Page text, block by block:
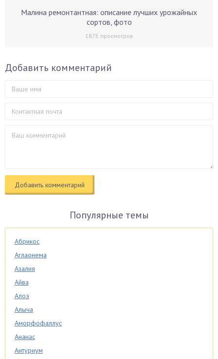
Малина ремонтантная: описание лучших урожайных
сортов, фото
1875 просмотров
Добавить комментарий
Популярные темы
Абрикос
Аглаонема
Азалия
Айва
Алоэ
Алыча
Аморфофаллус
Ананас
Антуриум